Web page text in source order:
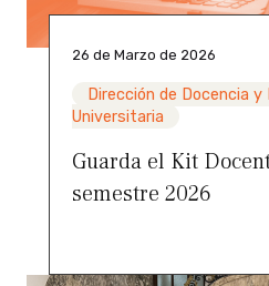
26 de Marzo de 2026
Dirección de Docencia y
Universitaria
Guarda el Kit
semestre 2026